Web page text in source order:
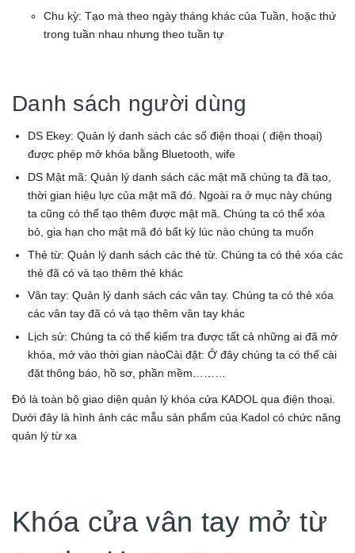
Chu kỳ: Tạo mà theo ngày tháng khác của Tuần, hoặc thứ
trong tuần nhau nhưng theo tuần tự
Danh sách người dùng
DS Ekey: Quản lý danh sách các số điện thoại ( điện thoại)
được phép mở khóa bằng Bluetooth, wife
DS Mật mã: Quản lý danh sách các mật mã chúng ta đã tạo,
thời gian hiệu lực của mật mã đó. Ngoài ra ở mục này chúng
ta cũng có thể tạo thêm được mật mã. Chúng ta có thể xóa
bỏ, gia hạn cho mật mã đó bất kỳ lúc nào chúng ta muốn
Thẻ từ: Quản lý danh sách các thẻ từ. Chúng ta có thẻ xóa các
thẻ đã có và tạo thêm thẻ khác
Vân tay: Quản lý danh sách các vân tay. Chúng ta có thẻ xóa
các vân tay đã có và tạo thêm vân tay khác
Lịch sử: Chúng ta có thể kiểm tra được tất cả những ai đã mở
khóa, mở vào thời gian nàoCài đặt: Ở đây chúng ta có thể cài
đặt thông báo, hồ sơ, phần mềm………
Đó là toàn bộ giao diện quản lý khóa cửa KADOL qua điện thoại.
Dưới đây là hình ảnh các mẫu sản phẩm của Kadol có chức năng
quản lý từ xa
Khóa cửa vân tay mở từ